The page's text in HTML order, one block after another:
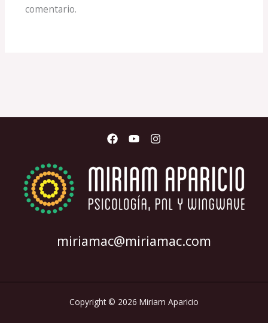
comentario.
miriamac@miriamac.com
Copyright © 2026 Miriam Aparicio